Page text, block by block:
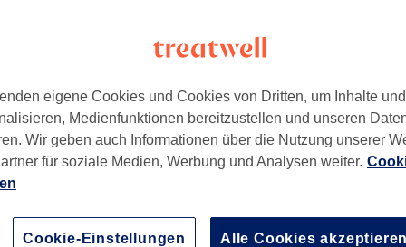
ab 65 €
ab 115 €
eigene Cookies und Cookies von Dritten, um Inhalte
Medienfunktionen bereitzustellen und unseren
Wir geben auch Informationen über die Nutzung unserer
für soziale Medien, Werbung und Analysen weiter.
Cookie-Einstellungen Alle Cookies akzeptieren